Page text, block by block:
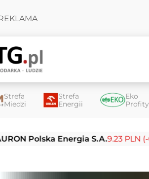
Strefa
Miedzi
Strefa
Energii
Eko
Profity
Polska Energia S.A.9.23 PLN (-0.03%)